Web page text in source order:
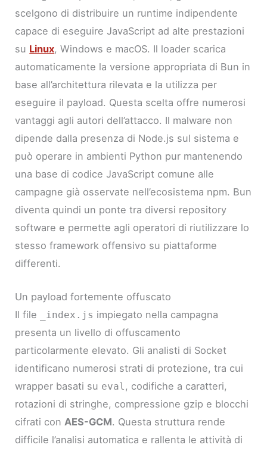
scelgono di distribuire un runtime indipendente
capace di eseguire JavaScript ad alte prestazioni
su Linux, Windows e macOS. Il loader scarica
automaticamente la versione appropriata di Bun in
base all’architettura rilevata e la utilizza per
eseguire il payload. Questa scelta offre numerosi
vantaggi agli autori dell’attacco. Il malware non
dipende dalla presenza di Node.js sul sistema e
può operare in ambienti Python pur mantenendo
una base di codice JavaScript comune alle
campagne già osservate nell’ecosistema npm. Bun
diventa quindi un ponte tra diversi repository
software e permette agli operatori di riutilizzare lo
stesso framework offensivo su piattaforme
differenti.
Un payload fortemente offuscato
Il file
_index.js impiegato nella campagna
presenta un livello di offuscamento
particolarmente elevato. Gli analisti di Socket
identificano numerosi strati di protezione, tra cui
wrapper basati su eval, codifiche a caratteri,
rotazioni di stringhe, compressione gzip e blocchi
cifrati conAES-GCM. Questa struttura rende
difficile l’analisi automatica e rallenta le attività di